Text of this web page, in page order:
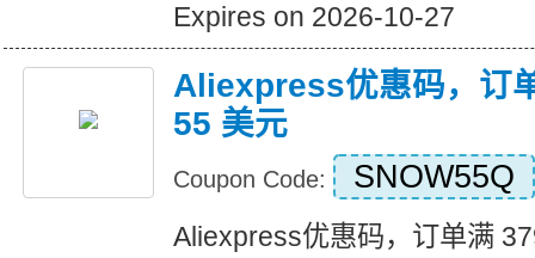
Expires on 2026-10-27
Aliexpress优惠码，订
55 美元
Coupon Code: SNOW55Q
Aliexpress优惠码，订单满